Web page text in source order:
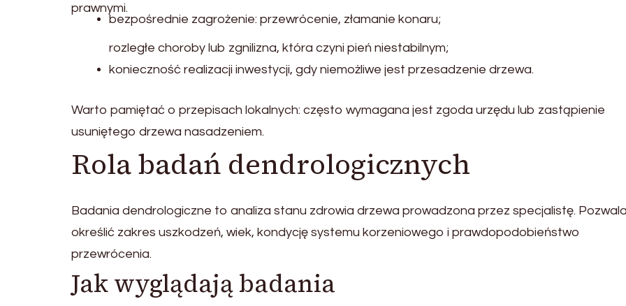
prawnymi.
bezpośrednie zagrożenie: przewrócenie, złamanie konaru;
rozległe choroby lub zgnilizna, która czyni pień niestabilnym;
konieczność realizacji inwestycji, gdy niemożliwe jest przesadzenie drzewa.
Warto pamiętać o przepisach lokalnych: często wymagana jest zgoda urzędu lub zastąpienie
usuniętego drzewa nasadzeniem.
Rola badań dendrologicznych
Badania dendrologiczne to analiza stanu zdrowia drzewa prowadzona przez specjalistę.
określić zakres uszkodzeń, wiek, kondycję systemu korzeniowego i prawdopodobieństwo
przewrócenia.
Jak wyglądają badania